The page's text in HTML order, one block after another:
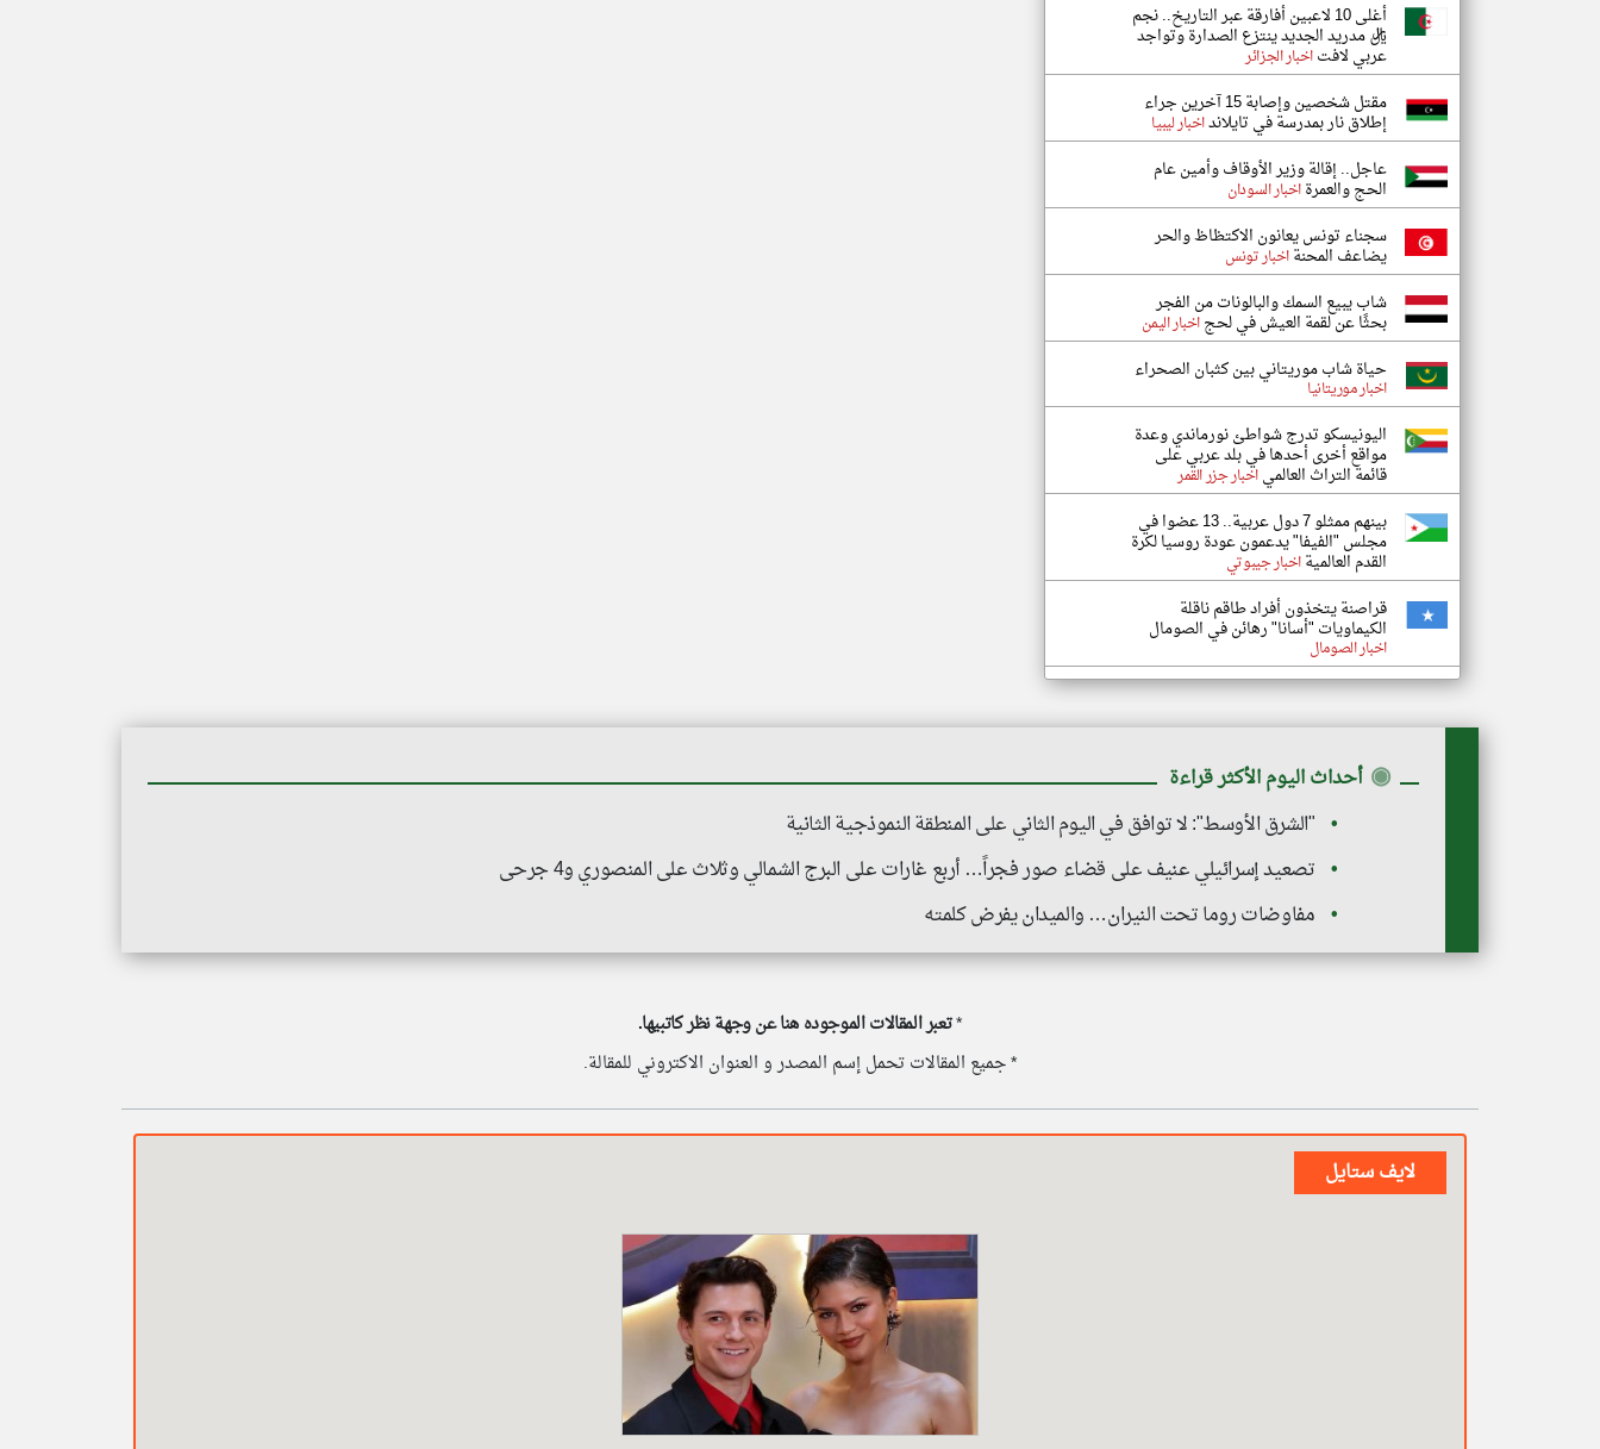
أغلى 10 لاعبين أفارقة عبر التاريخ.. نجم
ريال مدريد الجديد ينتزع الصدارة وتواجد
عربي لافتاخبار الجزائر
مقتل شخصين وإصابة 15 آخرين جراء
إطلاق نار بمدرسة في تايلانداخبار ليبيا
عاجل.. إقالة وزير الأوقاف وأمين عام
الحج والعمرةاخبار السودان
سجناء تونس يعانون الاكتظاظ والحر
يضاعف المحنةاخبار تونس
شاب يبيع السمك والبالونات من الفجر
بحثًا عن لقمة العيش في لحجاخبار اليمن
حياة شاب موريتاني بين كثبان الصحراء
اخبار موريتانيا
اليونيسكو تدرج شواطئ نورماندي وعدة
مواقع أخرى أحدها في بلد عربي على
قائمة التراث العالمياخبار جزر القمر
بينهم ممثلو 7 دول عربية.. 13 عضوا في
مجلس "الفيفا" يدعمون عودة روسيا لكرة
القدم العالميةاخبار جيبوتي
قراصنة يتخذون أفراد طاقم ناقلة
الكيماويات "أسانا" رهائن في الصومال
اخبار الصومال
◉ أحداث اليوم الأكثر قراءة
"الشرق الأوسط": لا توافق في اليوم الثاني على المنطقة النموذجية الثانية
تصعيد إسرائيلي عنيف على قضاء صور فجراً… أربع غارات على البرج الشمالي وثلاث على المنصوري و4 جرحى
مفاوضات روما تحت النيران… والميدان يفرض كلمته
*تعبر المقالات الموجوده هنا عن وجهة نظر كاتبيها.
* جميع المقالات تحمل إسم المصدر و العنوان الاكتروني للمقالة.
لايف ستايل